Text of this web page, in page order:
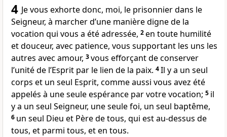
4 Je vous exhorte donc, moi, le prisonnier dans le
Seigneur, à marcher d’une manière digne de la
vocation qui vous a été adressée, 2en toute humilité
et douceur, avec patience, vous supportant les uns les
autres avec amour, 3vous efforçant de conserver
l’unité de l’Esprit par le lien de la paix. 4Il y a un seul
corps et un seul Esprit, comme aussi vous avez été
appelés à une seule espérance par votre vocation; 5 il
y a un seul Seigneur, une seule foi, un seul baptême,
6 un seul Dieu et Père de tous, qui est au-dessus de
tous, et parmi tous, et en tous.